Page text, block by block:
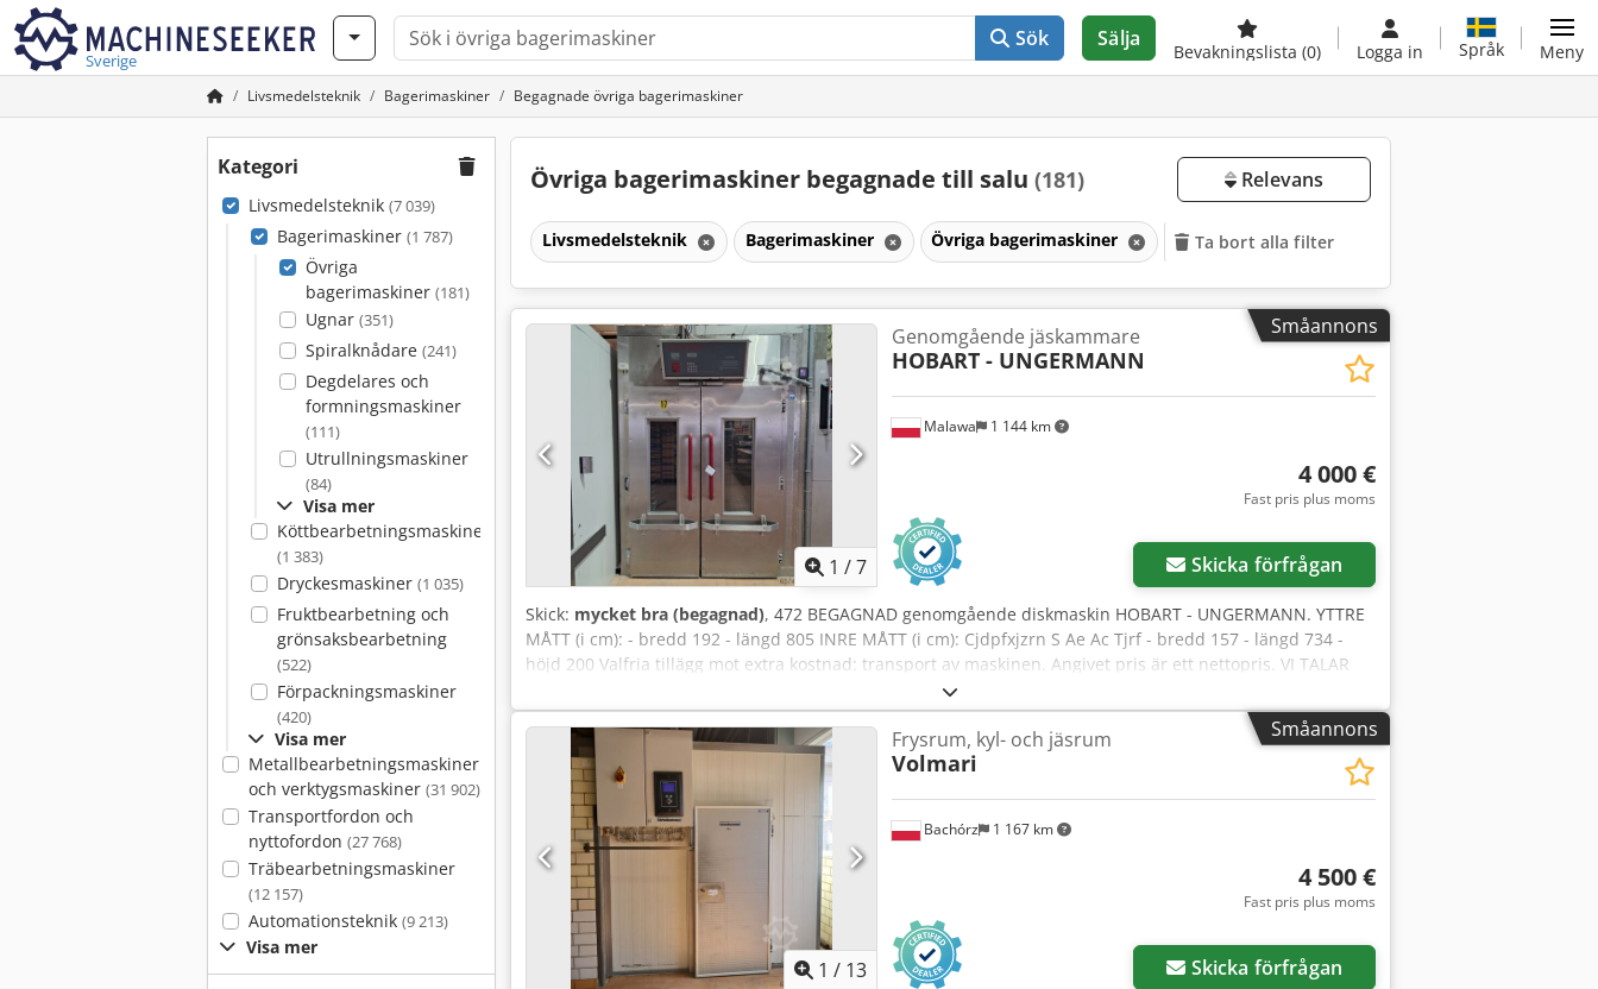
Sverige
Sök Sälja
Bevakningslista (0) Logga in Språk Meny
Livsmedelsteknik Bagerimaskiner Begagnade övriga bagerimaskiner
Kategori
Livsmedelsteknik (7 039)
Bagerimaskiner (1 787)
Övriga
bagerimaskiner (181)
Ugnar (351)
Spiralknådare (241)
Degdelares och
formningsmaskiner
(111)
Utrullningsmaskiner
(84)
Visa mer
Köttbearbetningsmaskiner
(1 383)
Dryckesmaskiner (1 035)
Fruktbearbetning och
grönsaksbearbetning
(522)
Förpackningsmaskiner
(420)
Visa mer
Metallbearbetningsmaskiner
och verktygsmaskiner (31 902)
Transportfordon och
nyttofordon (27 768)
Träbearbetningsmaskiner
(12 157)
Automationsteknik (9 213)
Visa mer
Övriga bagerimaskiner begagnade till salu (181) Relevans
Livsmedelsteknik Bagerimaskiner Övriga bagerimaskiner Ta bort alla filter
Småannons
1 /7
Malawa 1 144 km
Genomgående jäskammare
HOBART - UNGERMANN
4 000 €
Fast pris plus moms
Skicka förfrågan
Skick: mycket bra (begagnad), 472 BEGAGNAD genomgående diskmaskin HOBART - UNGERMANN. YTTRE
MÅTT (i cm): - bredd 192 - längd 805 INRE MÅTT (i cm): Cjdpfxjzrn S Ae Ac Tjrf - bredd 157 - längd 734 -
höjd 200 Valfria tillägg mot extra kostnad: transport av maskinen. Angivet pris är ett nettopris. VI TALAR
ENGELSKA, TYSKA, FRANSKA, RYSKA OCH UKRAINSKA.
Småannons
1 / 13
Bachórz 1 167 km
Frysrum, kyl- och jäsrum
Volmari
4 500 €
Fast pris plus moms
Skicka förfrågan